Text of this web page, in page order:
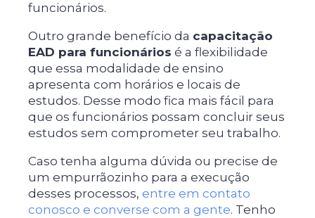
funcionários.
Outro grande benefício da capacitação
EAD para funcionários é a flexibilidade
que essa modalidade de ensino
apresenta com horários e locais de
estudos. Desse modo fica mais fácil para
que os funcionários possam concluir seus
estudos sem comprometer seu trabalho.
Caso tenha alguma dúvida ou precise de
um empurrãozinho para a execução
desses processos, entre em contato
conosco e converse com a gente. Tenho